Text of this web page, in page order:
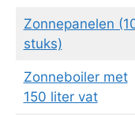
Zonnepanelen
stuks)
Zonneboiler met
150 liter vat